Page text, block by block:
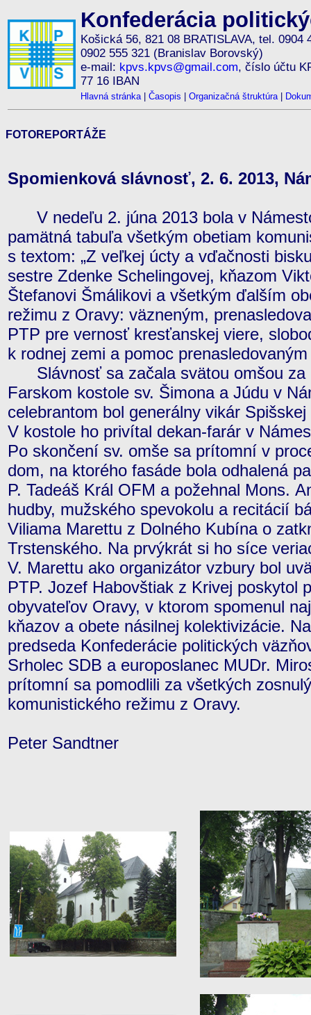
Konfederácia
Košická 56, 821 08 BRATISLAVA, tel. 0904
0902 555 321 (Branislav Borovský)
e-mail: kpvs.kpvs@gmail.com, číslo účtu
77 16 IBAN
Hlavná stránka| Časopis Organizačná štruktúra|
FOTOREPORTÁŽE
Spomienková slávnosť, 2. 6. 2013,
V nedeľu 2. júna 2013 bola v
pamätná tabuľa všetkým obetiam
s textom: „Z veľkej úcty a vďačnosti
sestre Zdenke Schelingovej, kňazom
Štefanovi Šmálikovi a všetkým ďalším
režimu z Oravy: väzneným,
PTP pre vernosť kresťanskej viere,
k rodnej zemi a pomoc prenasledovaným
Slávnosť sa začala svätou omšou za
Farskom kostole sv. Šimona a Júdu v
celebrantom bol generálny vikár
V kostole ho privítal dekan-farár v
Po skončení sv. omše sa prítomní v
dom, na ktorého fasáde bola odhalená
P. Tadeáš Král OFM a požehnal Mons.
hudby, mužského spevokolu a recitácií
Viliama Marettu z Dolného Kubína o
Trstenského. Na prvýkrát si ho síce
V. Marettu ako organizátor vzbury bol
PTP. Jozef Habovštiak z Krivej poskytol
obyvateľov Oravy, v ktorom spomenul
kňazov a obete násilnej kolektivizácie.
predseda Konfederácie politických
Srholec SDB a europoslanec MUDr.
prítomní sa pomodlili za všetkých
komunistického režimu z Oravy.
Peter Sandtner